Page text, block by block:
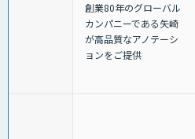
創業80年のグローバル
カンパニーである矢崎
が高品質なアノテーシ
ョンをご提供